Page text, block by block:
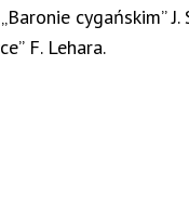
cygańskim”
F. Lehara.